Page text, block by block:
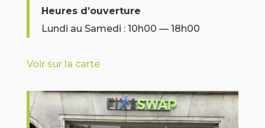
Heures d’ouverture
Lundi au Samedi : 10h00 — 18h00
Voir sur la carte